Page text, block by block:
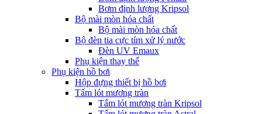
Bơm định lượng Kripsol
Bộ mài mòn hóa chất
Bộ mài mòn hóa chất
Bộ đèn tia cực tím xử lý nước
Đèn UV Emaux
Phụ kiện thay thế
Phụ kiện hồ bơi
Hộp đựng thiết bị hồ bơi
Tấm lót mương tràn
Tấm lót mương tràn Kripsol